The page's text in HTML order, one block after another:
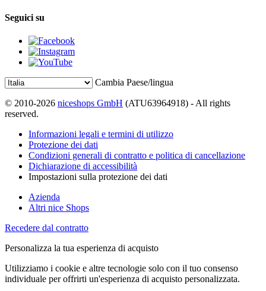
Seguici su
Cambia Paese/lingua
© 2010-2026 niceshops GmbH (ATU63964918) - All rights
reserved.
Informazioni legali e termini di utilizzo
Protezione dei dati
Condizioni generali di contratto e politica di cancellazione
Dichiarazione di accessibilità
Impostazioni sulla protezione dei dati
Azienda
Altri nice Shops
Recedere dal contratto
Personalizza la tua esperienza di acquisto
Utilizziamo i cookie e altre tecnologie solo con il tuo consenso
individuale per offrirti un'esperienza di acquisto personalizzata.